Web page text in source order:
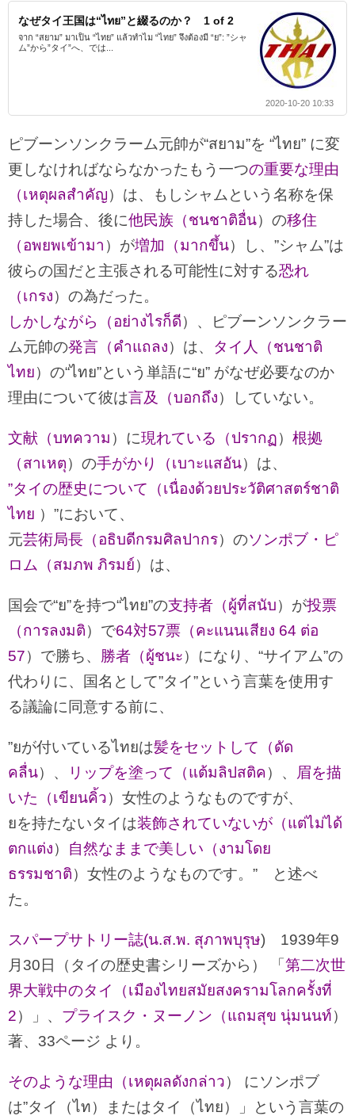
なぜタイ王国は“ไทย”と綴るのか？ 1 of 2
จาก “สยาม” มาเป็น “ไทย” แล้วทำไม “ไทย” จึงต้องมี “ย”: ”シャ
ム”から”タイ”へ、では...
2020-10-20 10:33
ピブーンソンクラーム元帥が“สยาม”を “ไทย” に変
更しなければならなかったもう一つの重要な理由
（เหตุผลสำคัญ）は、もしシャムという名称を保
持した場合、後に他民族（ชนชาติอื่น）の移住
（อพยพเข้ามา ）が増加（มากขึ้น）し、”シャム”は
彼らの国だと主張される可能性に対する恐れ
（เกรง）の為だった。
しかしながら（อย่างไรก็ดี）、ピブーンソンクラー
ム元帥の発言（คำแถลง）は、 タイ人（ชนชาติ
ไทย）の“ไทย”という単語に“ย” がなぜ必要なのか
理由について彼は言及（บอกถึง）していない。
文献（บทความ ）に現れている（ปรากฏ） 根拠
（สาเหตุ）の手がかり（เบาะแสอัน）は、
”タイの歴史について（เนื่องด้วยประวัติศาสตร์ชาติ
ไทย ）”において、
元芸術局長（อธิบดีกรมศิลปากร）のソンポブ・ピ
ロム（สมภพ ภิรมย์）は、
国会で“ย”を持つ“ไทย”の支持者（ผู้ที่สนับ）が投票
（การลงมติ）で64対57票（คะแนนเสียง 64 ต่อ
57）で勝ち、 勝者（ผู้ชนะ）になり、“サイアム”の
代わりに、国名として”タイ”という言葉を使用す
る議論に同意する前に、
”ยが付いているไทยは髪をセットして（ดัด
คลื่น）、 リップを塗って（แต้มลิปสติค ）、 眉を描
いた（เขียนคิ้ว）女性のようなものですが、
ยを持たないタイは装飾されていないが（แต่ไม่ได้
ตกแต่ง） 自然なままで美しい（งามโดย
ธรรมชาติ）女性のようなものです。” と述べ
た。
スパープサトリー誌(น.ส.พ. สุภาพบุรุษ) 1939年9
月30日（タイの歴史書シリーズから） 「 第二次世
界大戦中のタイ（เมืองไทยสมัยสงครามโลกครั้งที่
2）」、 プライスク・ヌーノン（แถมสุข นุ่มนนท์）
著、33ページ より。
そのような理由（เหตุผลดังกล่าว） にソンポブ
は”タイ（ไท）またはタイ（ไทย）」という言葉の